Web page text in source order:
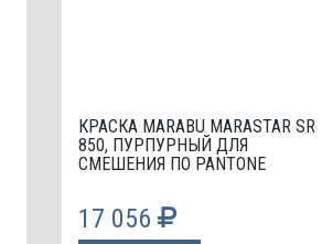
КРАСКА МАRABU MARASTAR SR
850, ПУРПУРНЫЙ ДЛЯ
СМЕШЕНИЯ ПО PANTONE
17 056